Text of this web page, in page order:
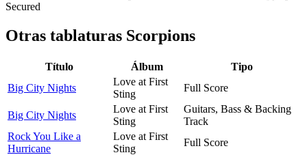
Secured
Otras tablaturas Scorpions
Título Álbum
Tipo
Big City Nights
Love at First
Sting
Full Score
Big City Nights
Love at First
Sting
Guitars, Bass & Backing
Track
Rock You Like a
Hurricane
Love at First
Sting
Full Score